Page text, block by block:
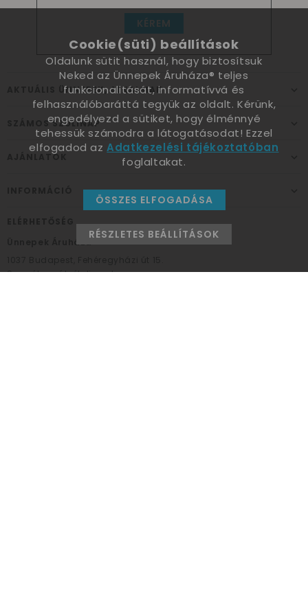
KÉREM
AKTUÁLIS ÜNNEPEK, ALKALMAK
SZÁMOS SZÜLINAP
AJÁNLATOK
Ünnepek Áruháza
Személyes átvételi pont
Cookie(süti) beállítások
Oldalunk sütit használ, hogy biztosítsuk
Neked az Ünnepek Áruháza® teljes
funkcionalitását, informatívvá és
felhasználóbaráttá tegyük az oldalt. Kérünk,
engedélyezd a sütiket, hogy élménnyé
tehessük számodra a látogatásodat! Ezzel
elfogadod azAdatkezelési tájékoztatóban
foglaltakat.
ÖSSZES ELFOGADÁSA
RÉSZLETES BEÁLLÍTÁSOK